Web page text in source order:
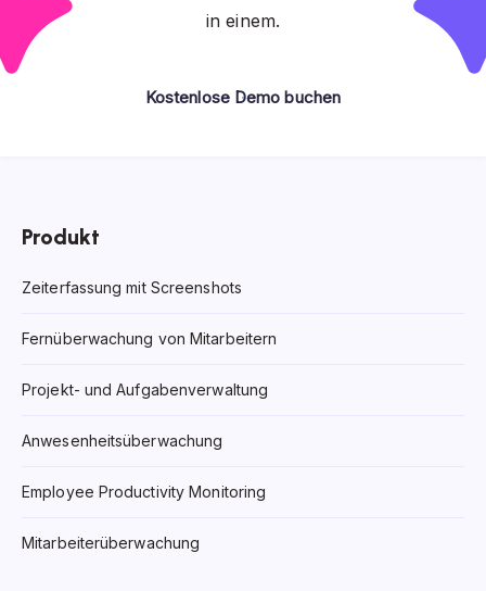
in einem.
Kostenlose Demo buchen
Produkt
Zeiterfassung mit Screenshots
Fernüberwachung von Mitarbeitern
Projekt- und Aufgabenverwaltung
Anwesenheitsüberwachung
Employee Productivity Monitoring
Mitarbeiterüberwachung